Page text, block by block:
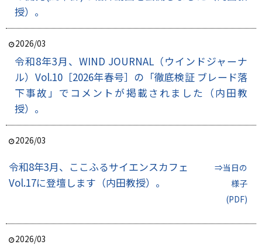
授）。
2026/03
令和8年3月、WIND JOURNAL（ウインドジャーナ
ル）Vol.10［2026年春号］の「徹底検証 ブレード落
下事故」でコメントが掲載されました（内田教
授）。
2026/03
令和8年3月、ここふるサイエンスカフェ
Vol.17に登壇します（内田教授）。
⇒当日の
様子
(PDF)
2026/03